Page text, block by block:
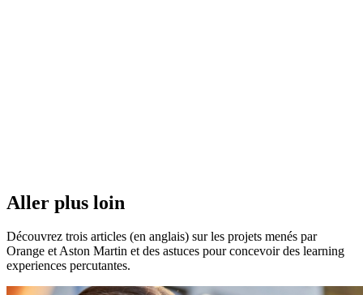
Aller plus loin
Découvrez trois articles (en anglais) sur les projets menés par
Orange et Aston Martin et des astuces pour concevoir des learning
experiences percutantes.